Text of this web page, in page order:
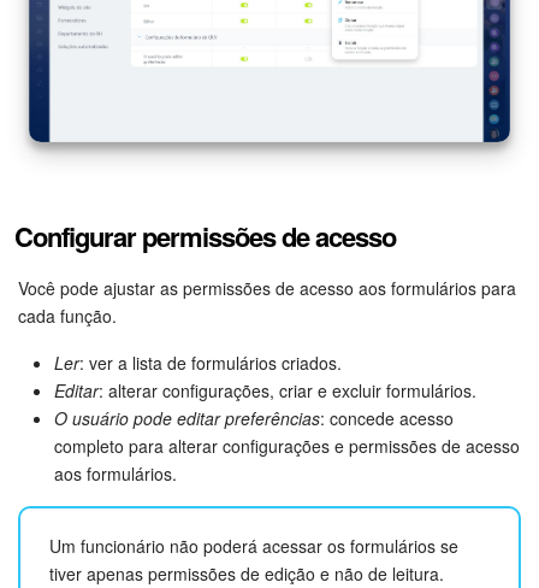
Configurar permissões de acesso
Você pode ajustar as permissões de acesso aos formulários para
cada função.
Ler: ver a lista de formulários criados.
Editar: alterar configurações, criar e excluir formulários.
O usuário pode editar preferências: concede acesso
completo para alterar configurações e permissões de acesso
aos formulários.
Um funcionário não poderá acessar os formulários se
tiver apenas permissões de edição e não de leitura.